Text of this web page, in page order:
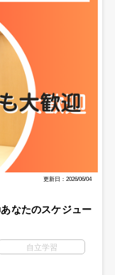
更新日：2026/06/04
なたのスケジュー
自立学習